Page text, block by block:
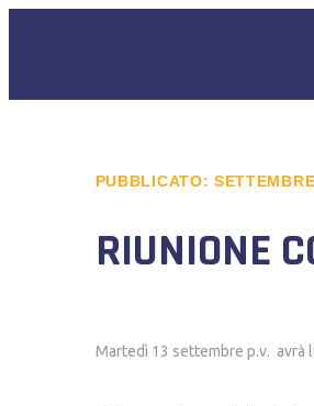
PUBBLICATO:
RIUNIONE
Martedì 13 settembre p.v. avrà